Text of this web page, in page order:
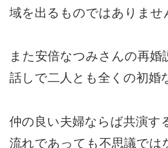
域を出るものではありませ
また安倍なつみさんの再婚
話しで二人とも全くの初婚
仲の良い夫婦ならば共演す
流れであっても不思議では